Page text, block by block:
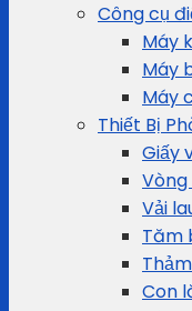
Công cụ
Máy
Máy
Máy
Thiết Bị
Giấy
Vải
Tăm
Con